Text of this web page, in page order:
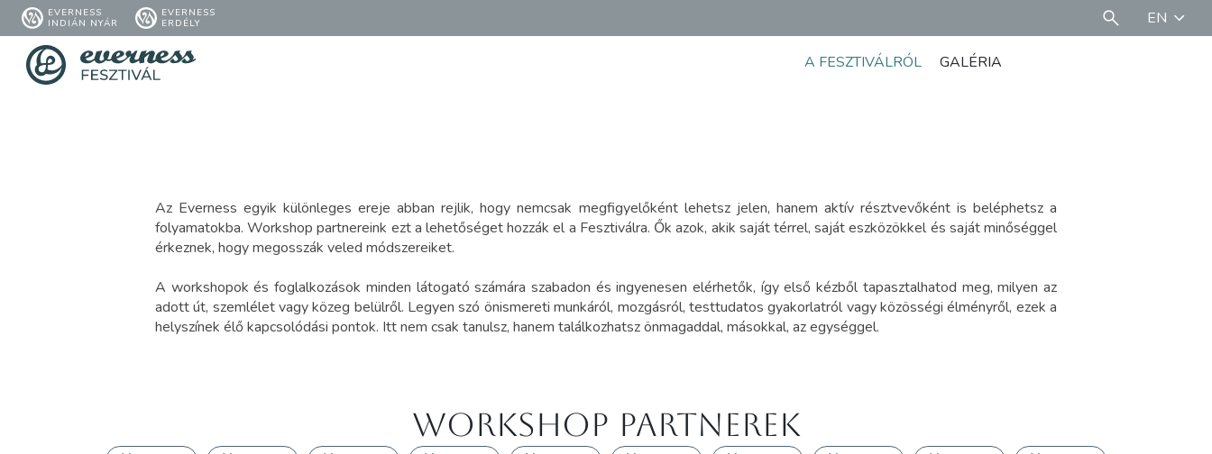
EVERNESS
INDIÁN NYÁR
EVERNESS
ERDÉLY
EN
A FESZTIVÁLRÓL GALÉRIA
Az Everness egyik különleges ereje abban rejlik, hogy nemcsak megfigyelőként lehetsz jelen, hanem aktív résztvevőként is beléphetsz a
folyamatokba. Workshop partnereink ezt a lehetőséget hozzák el a Fesztiválra. Ők azok, akik saját térrel, saját eszközökkel és saját minőséggel
érkeznek, hogy megosszák veled módszereiket.
A workshopok és foglalkozások minden látogató számára szabadon és ingyenesen elérhetők, így első kézből tapasztalhatod meg, milyen az
adott út, szemlélet vagy közeg belülről. Legyen szó önismereti munkáról, mozgásról, testtudatos gyakorlatról vagy közösségi élményről, ezek a
helyszínek élő kapcsolódási pontok. Itt nem csak tanulsz, hanem találkozhatsz önmagaddal, másokkal, az egységgel.
Workshop partnerek